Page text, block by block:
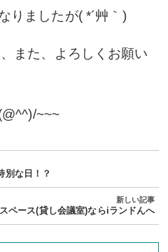
りましたが( *´艸｀)
また、よろしくお願い
~~~
別な日！？
ペース(貸し会議室)ならiランドんへ